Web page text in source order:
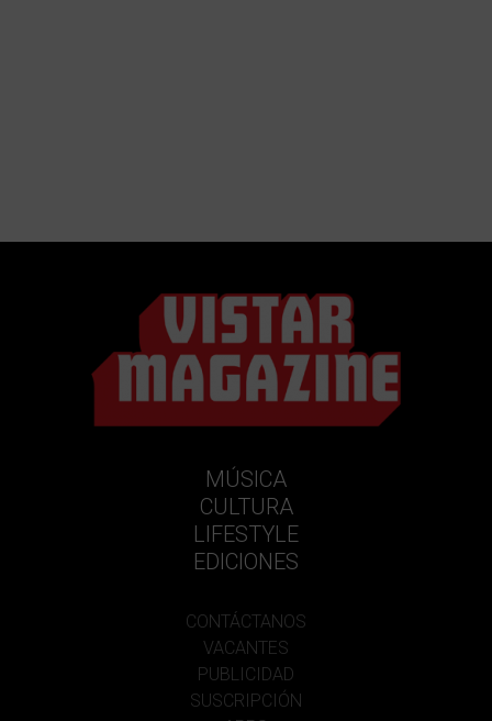
MÚSICA
CULTURA
LIFESTYLE
EDICIONES
CONTÁCTANOS
VACANTES
PUBLICIDAD
SUSCRIPCIÓN